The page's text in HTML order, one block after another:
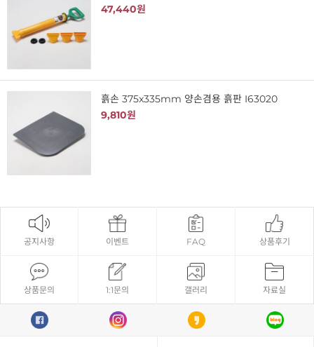
47,440원
흙손 375x335mm 양손겸용 흙판 I63020
9,810원
공지사항 이벤트 FAQ 상품후기
상품문의 1:1문의 갤러리 자료실